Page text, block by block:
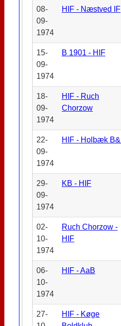
08-
09-
1974
HIF - Næstved IF
15-
09-
1974
B 1901 - HIF
18-
09-
1974
HIF - Ruch
Chorzow
22-
09-
1974
HIF - Holbæk B&I
29-
09-
1974
KB - HIF
02-
10-
1974
Ruch Chorzow -
HIF
06-
10-
1974
HIF - AaB
27-
HIF - Køge